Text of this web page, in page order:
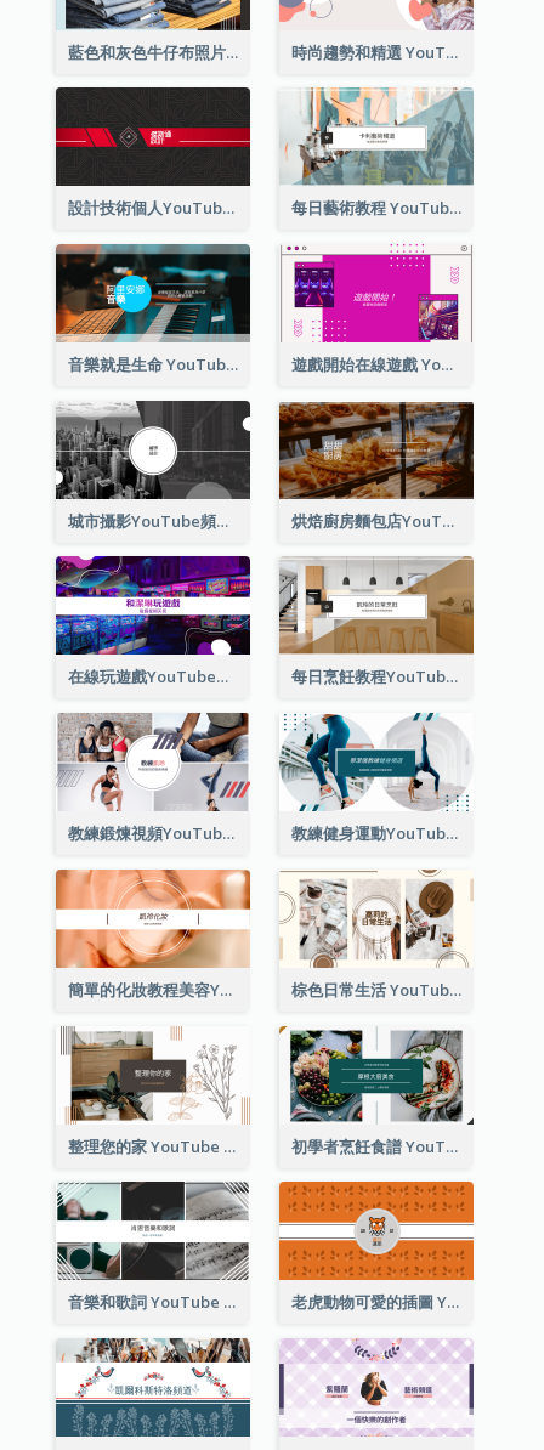
藍色和灰色牛仔布照片時尚展望YouTube頻道圖片 時尚趨勢和精選 YouTube 頻道圖片
設計技術個人YouTube頻道圖片 每日藝術教程 YouTube 頻道圖片
音樂就是生命 YouTube 頻道圖片 遊戲開始在線遊戲 YouTube 頻道圖片
城市攝影YouTube頻道圖片 烘焙廚房麵包店YouTube頻道圖片
在線玩遊戲YouTube頻道圖片 每日烹飪教程YouTube頻道圖片
教練鍛煉視頻YouTube頻道圖片 教練健身運動YouTube頻道圖片
簡單的化妝教程美容YouTube頻道圖片 棕色日常生活 YouTube 頻道圖片
整理您的家 YouTube 頻道圖片 初學者烹飪食譜 YouTube 頻道圖片
音樂和歌詞 YouTube 頻道圖片 老虎動物可愛的插圖 YouTube 頻道圖片